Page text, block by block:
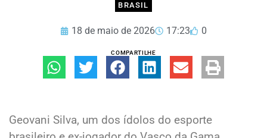
BRASIL
18 de maio de 2026 17:23 0
COMPARTILHE
Geovani Silva, um dos ídolos do esporte